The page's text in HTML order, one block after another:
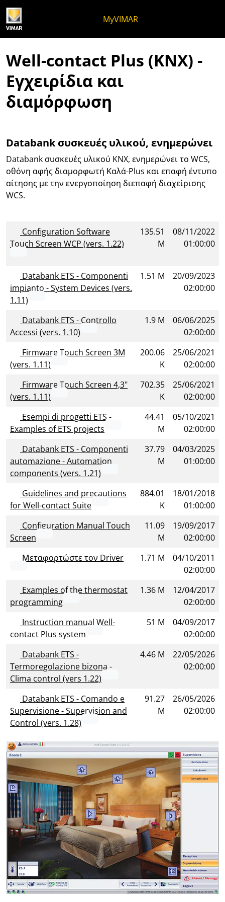
MyVIMAR
Well-contact Plus (KNX) -
Εγχειρίδια και
διαμόρφωση
Databank συσκευές υλικού, ενημερώνει
Databank συσκευές υλικού KNX, ενημερώνει το WCS,
οθόνη αφής διαμορφωτή Καλά-Plus και επαφή έντυπο
αίτησης με την ενεργοποίηση διεπαφή διαχείρισης
WCS.
Configuration Software
Touch Screen WCP (vers. 1.22)
135.51
M
08/11/2022
01:00:00
Databank ETS - Componenti
impianto - System Devices (vers.
1.11)
1.51 M
20/09/2023
02:00:00
Databank ETS - Controllo
Accessi (vers. 1.10)
1.9 M
06/06/2025
02:00:00
Firmware Touch Screen 3M
(vers. 1.11)
200.06
K
25/06/2021
02:00:00
Firmware Touch Screen 4,3"
(vers. 1.11)
702.35
K
25/06/2021
02:00:00
Esempi di progetti ETS -
Examples of ETS projects
44.41
M
05/10/2021
02:00:00
Databank ETS - Componenti
automazione - Automation
components (vers. 1.21)
37.79
M
04/03/2025
01:00:00
Guidelines and precautions
for Well-contact Suite
884.01
K
18/01/2018
01:00:00
Configuration Manual Touch
Screen
11.09
M
19/09/2017
02:00:00
Μεταφορτώστε τον Driver
1.71 M
04/10/2011
02:00:00
Examples of the thermostat
programming
1.36 M
12/04/2017
02:00:00
Instruction manual Well-
contact Plus system
51 M
04/09/2017
02:00:00
Databank ETS -
Termoregolazione bizona -
Clima control (vers 1.22)
4.46 M
22/05/2026
02:00:00
Databank ETS - Comando e
Supervisione - Supervision and
Control (vers. 1.28)
91.27
M
26/05/2026
02:00:00